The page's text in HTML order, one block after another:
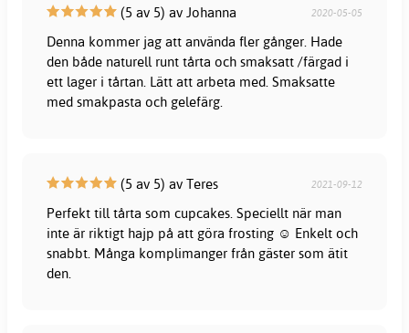
(5 av 5) av Johanna 2020-05-05
Denna kommer jag att använda fler gånger. Hade
den både naturell runt tårta och smaksatt /färgad i
ett lager i tårtan. Lätt att arbeta med. Smaksatte
med smakpasta och gelefärg.
(5 av 5) av Teres 2021-09-12
Perfekt till tårta som cupcakes. Speciellt när man
inte är riktigt hajp på att göra frosting ☺️ Enkelt och
snabbt. Många komplimanger från gäster som ätit
den.